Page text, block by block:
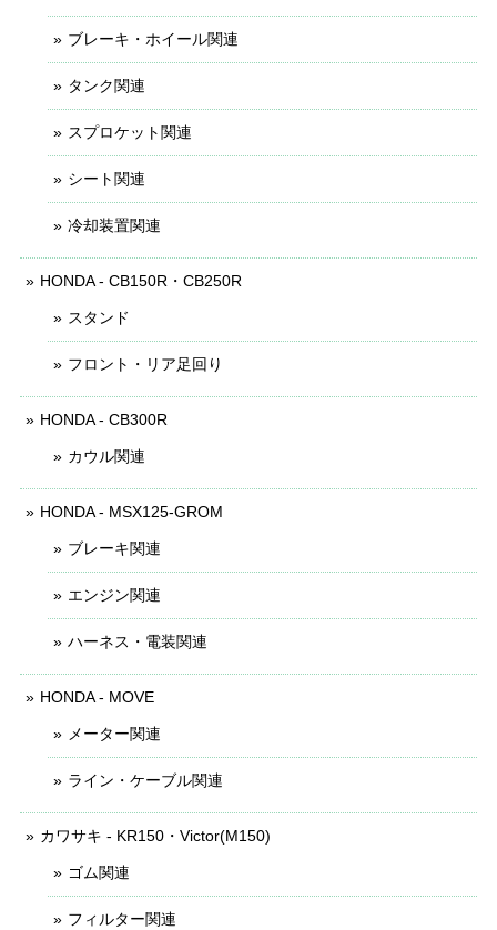
ブレーキ・ホイール関連
タンク関連
スプロケット関連
シート関連
冷却装置関連
HONDA - CB150R・CB250R
スタンド
フロント・リア足回り
HONDA - CB300R
カウル関連
HONDA - MSX125-GROM
ブレーキ関連
エンジン関連
ハーネス・電装関連
HONDA - MOVE
メーター関連
ライン・ケーブル関連
カワサキ - KR150・Victor(M150)
ゴム関連
フィルター関連